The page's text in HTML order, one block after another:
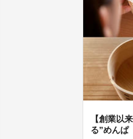
【創業以
る”めんぱ